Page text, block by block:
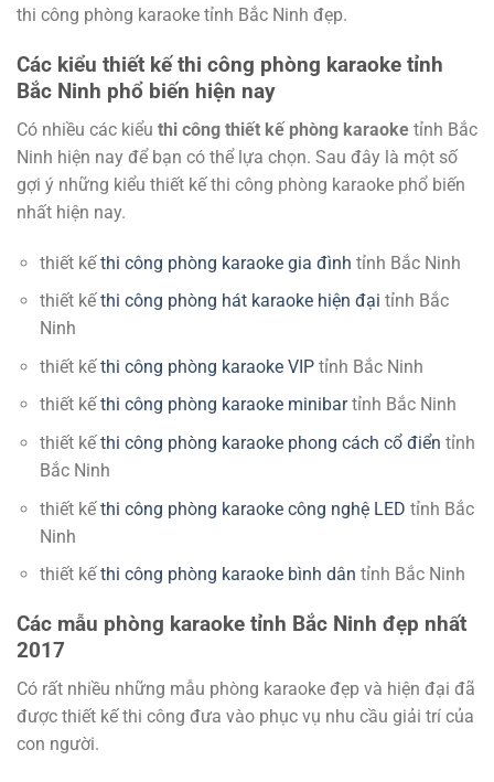
thi công phòng karaoke tỉnh Bắc Ninh đẹp.
Các kiểu thiết kế thi công phòng karaoke tỉnh
Bắc Ninh phổ biến hiện nay
Có nhiều các kiểu thi công thiết kế phòng karaoke tỉnh Bắc
Ninh hiện nay để bạn có thể lựa chọn. Sau đây là một số
gợi ý những kiểu thiết kế thi công phòng karaoke phổ biến
nhất hiện nay.
thiết kếthi công phòng karaoke gia đình tỉnh Bắc Ninh
thiết kếthi công phòng hát karaoke hiện đại tỉnh Bắc
Ninh
thiết kếthi công phòng karaoke VIPtỉnh Bắc Ninh
thiết kếthi công phòng karaoke minibartỉnh Bắc Ninh
thiết kếthi công phòng karaoke phong cách cổ điển tỉnh
Bắc Ninh
thiết kếthi công phòng karaoke công nghệ LED tỉnh Bắc
Ninh
thiết kếthi công phòng karaoke bình dân tỉnh Bắc Ninh
Các mẫu phòng karaoke tỉnh Bắc Ninh đẹp nhất
2017
Có rất nhiều những mẫu phòng karaoke đẹp và hiện đại đã
được thiết kế thi công đưa vào phục vụ nhu cầu giải trí của
con người.